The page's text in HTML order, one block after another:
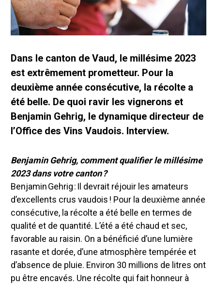
Dans le canton de Vaud, le millésime 2023
est extrêmement prometteur. Pour la
deuxième année consécutive, la récolte a
été belle. De quoi ravir les vignerons et
Benjamin Gehrig, le dynamique directeur de
l’Office des Vins Vaudois. Interview.
Benjamin Gehrig, comment qualifier le millésime
2023 dans votre canton ?
Benjamin Gehrig : Il devrait réjouir les amateurs
d’excellents crus vaudois ! Pour la deuxième année
consécutive, la récolte a été belle en termes de
qualité et de quantité. L’été a été chaud et sec,
favorable au raisin. On a bénéficié d’une lumière
rasante et dorée, d’une atmosphère tempérée et
d’absence de pluie. Environ 30 millions de litres ont
pu être encavés. Une récolte qui fait honneur à